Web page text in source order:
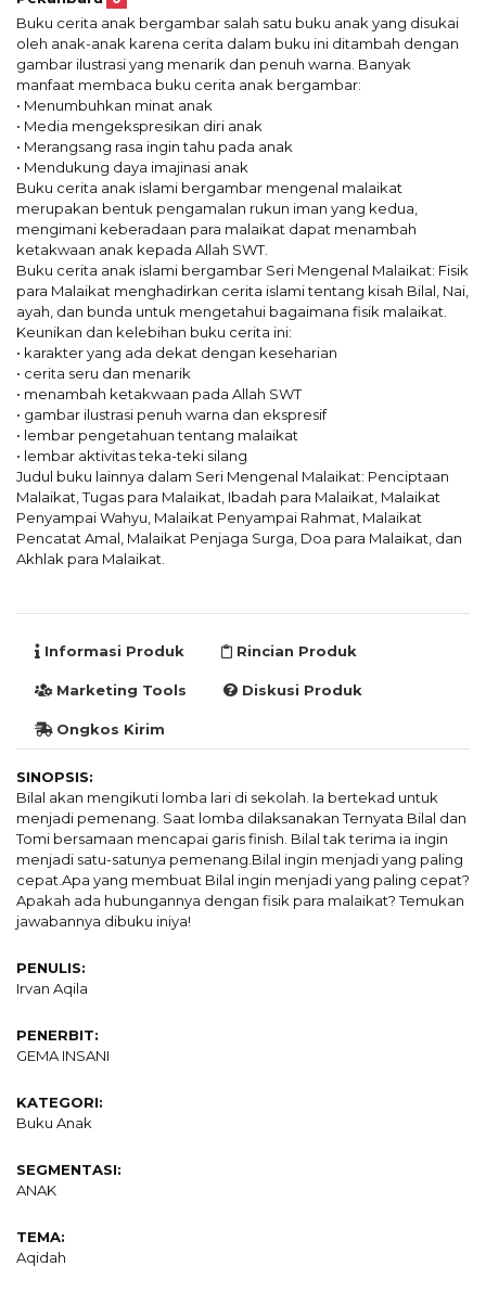
Buku cerita anak bergambar salah satu buku anak yang disukai
oleh anak-anak karena cerita dalam buku ini ditambah dengan
gambar ilustrasi yang menarik dan penuh warna. Banyak
manfaat membaca buku cerita anak bergambar:
• Menumbuhkan minat anak
• Media mengekspresikan diri anak
• Merangsang rasa ingin tahu pada anak
• Mendukung daya imajinasi anak
Buku cerita anak islami bergambar mengenal malaikat
merupakan bentuk pengamalan rukun iman yang kedua,
mengimani keberadaan para malaikat dapat menambah
ketakwaan anak kepada Allah SWT.
Buku cerita anak islami bergambar Seri Mengenal Malaikat: Fisik
para Malaikat menghadirkan cerita islami tentang kisah Bilal, Nai,
ayah, dan bunda untuk mengetahui bagaimana fisik malaikat.
Keunikan dan kelebihan buku cerita ini:
• karakter yang ada dekat dengan keseharian
• cerita seru dan menarik
• menambah ketakwaan pada Allah SWT
• gambar ilustrasi penuh warna dan ekspresif
• lembar pengetahuan tentang malaikat
• lembar aktivitas teka-teki silang
Judul buku lainnya dalam Seri Mengenal Malaikat: Penciptaan
Malaikat, Tugas para Malaikat, Ibadah para Malaikat, Malaikat
Penyampai Wahyu, Malaikat Penyampai Rahmat, Malaikat
Pencatat Amal, Malaikat Penjaga Surga, Doa para Malaikat, dan
Akhlak para Malaikat.
Informasi Produk Rincian Produk
Marketing Tools Diskusi Produk
Ongkos Kirim
SINOPSIS:
Bilal akan mengikuti lomba lari di sekolah. Ia bertekad untuk
menjadi pemenang. Saat lomba dilaksanakan Ternyata Bilal dan
Tomi bersamaan mencapai garis finish. Bilal tak terima ia ingin
menjadi satu-satunya pemenang.Bilal ingin menjadi yang paling
cepat.Apa yang membuat Bilal ingin menjadi yang paling cepat?
Apakah ada hubungannya dengan fisik para malaikat? Temukan
jawabannya dibuku iniya!
PENULIS:
Irvan Aqila
PENERBIT:
GEMA INSANI
KATEGORI:
Buku Anak
SEGMENTASI:
ANAK
TEMA:
Aqidah